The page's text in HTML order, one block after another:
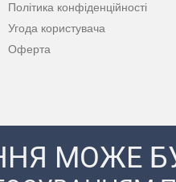
Політика конфіденційності
Угода користувача
Оферта
МОЖЕ